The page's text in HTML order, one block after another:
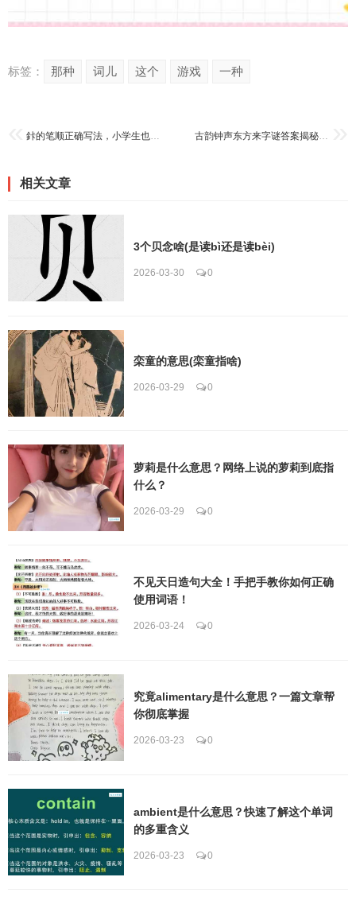
标签： 那种 词儿 这个 游戏 一种
鉲的笔顺正确写法，小学生也能快速学会的汉字笔画教程！ 古韵钟声东方来字谜答案揭秘，喜欢猜谜的朋友快来看看！
相关文章
3个贝念啥(是读bì还是读bèi)
2026-03-30 0
栾童的意思(栾童指啥)
2026-03-29 0
萝莉是什么意思？网络上说的萝莉到底指
什么？
2026-03-29 0
不见天日造句大全！手把手教你如何正确
使用词语！
2026-03-24 0
究竟alimentary是什么意思？一篇文章帮
你彻底掌握
2026-03-23 0
ambient是什么意思？快速了解这个单词
的多重含义
2026-03-23 0